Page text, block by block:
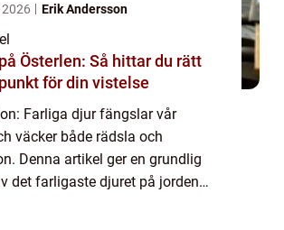
Erik Andersson
Österlen: Så hittar du rätt
för din vistelse
Farliga djur fängslar vår
väcker både rädsla och
Denna artikel ger en grundlig
det farligaste djuret på jorden